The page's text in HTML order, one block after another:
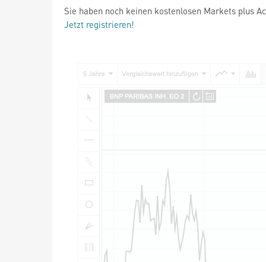
Sie haben noch keinen kostenlosen Markets plus
Jetzt registrieren!